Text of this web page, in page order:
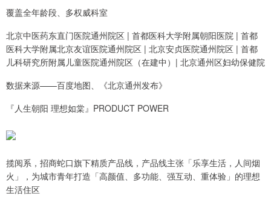
覆盖全年龄段、多权威科室
北京中医药东直门医院通州院区 | 首都医科大学附属朝阳医院 | 首都
医科大学附属北京友谊医院通州院区 | 北京安贞医院通州院区 | 首都
儿科研究所附属儿童医院通州院区（在建中）| 北京通州区妇幼保健院
数据来源——百度地图、《北京通州发布》
『人生朝阳 理想如棠』PRODUCT POWER
揽阅系，招商蛇口旗下精质产品线，产品线主张「乐享生活，人间烟
火」，为城市青年打造「高颜值、多功能、强互动、重体验」的理想
生活住区